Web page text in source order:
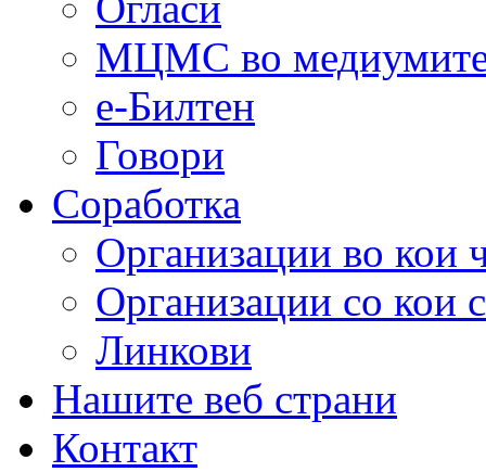
МЦМС во
е-Билтен
Говори
Соработка
Организации во кои
Организации со кои
Линкови
Нашите веб страни
Контакт